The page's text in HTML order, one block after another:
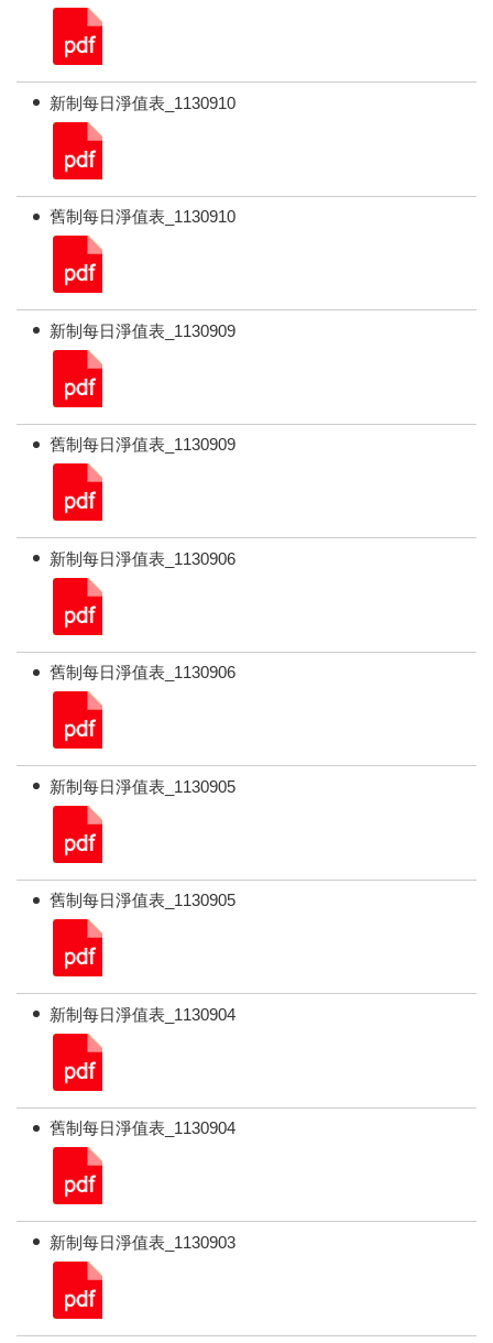
新制每日淨值表_1130910
舊制每日淨值表_1130910
新制每日淨值表_1130909
舊制每日淨值表_1130909
新制每日淨值表_1130906
舊制每日淨值表_1130906
新制每日淨值表_1130905
舊制每日淨值表_1130905
新制每日淨值表_1130904
舊制每日淨值表_1130904
新制每日淨值表_1130903